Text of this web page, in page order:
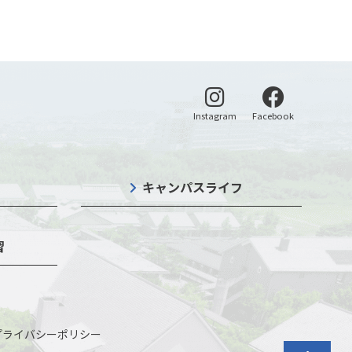
Instagram 別ウィンドウで開く
Facebook別ウィンドウ
キャンパスライフ
イバシーポリシー